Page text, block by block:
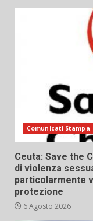
Comunicati Stampa
Ceuta: Save the
di violenza
particolarmente
protezione
6 Agosto 2026